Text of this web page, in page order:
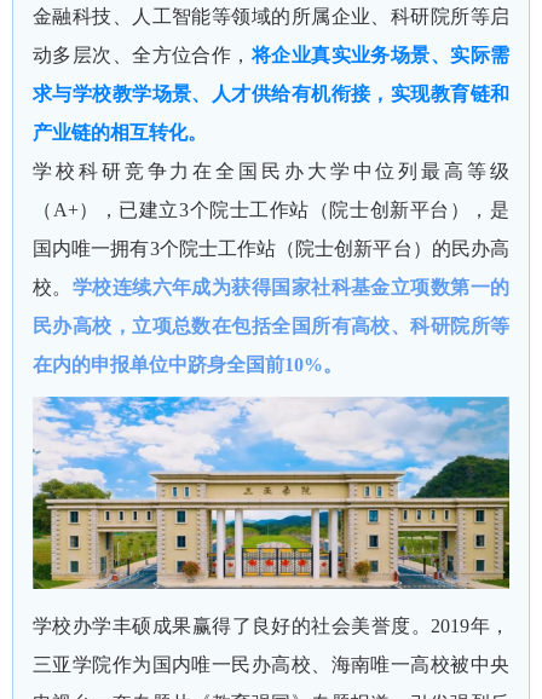
金融科技、人工智能等领域的所属企业、科研院所等启
动多层次、全方位合作，将企业真实业务场景、实际需
求与学校教学场景、人才供给有机衔接，实现教育链和
产业链的相互转化。
学校科研竞争力在全国民办大学中位列最高等级
（A+），已建立3个院士工作站（院士创新平台），是
国内唯一拥有3个院士工作站（院士创新平台）的民办高
校。 学校连续六年成为获得国家社科基金立项数第一的
民办高校，立项总数在包括全国所有高校、科研院所等
在内的申报单位中跻身全国前10%。
学校办学丰硕成果赢得了良好的社会美誉度。2019年，
三亚学院作为国内唯一民办高校、海南唯一高校被中央